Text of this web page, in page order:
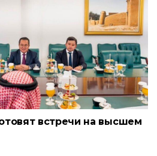
встречи на высшем